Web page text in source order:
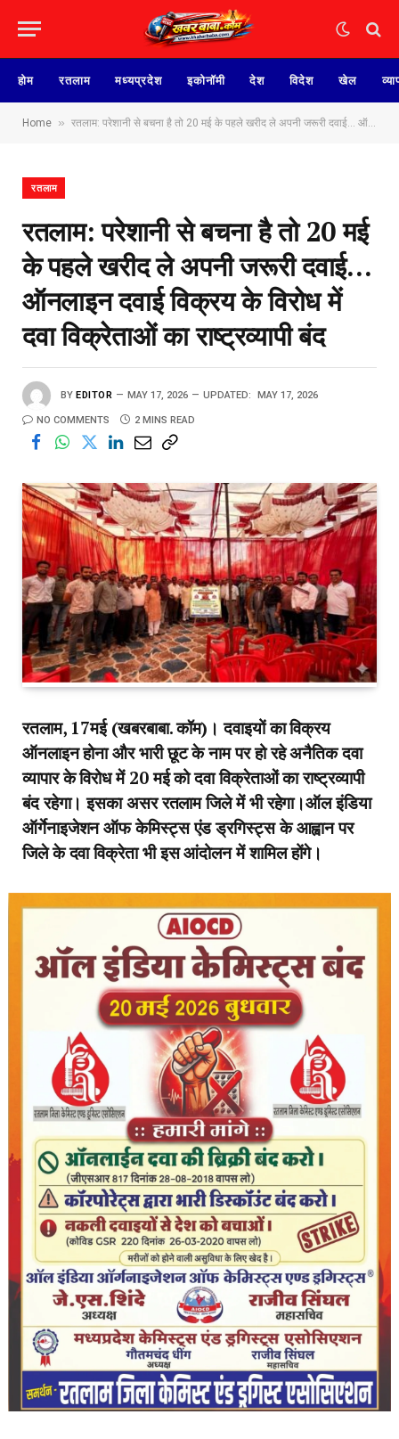
होम रतलाम मध्यप्रदेश इकोनॉमी देश विदेश खेल
Home » रतलाम: परेशानी से बचना है तो 20 मई के पहले खरीद ले अपनी जरूरी दवाई… ऑनलाइन दवाई विक्रय के विरोध में दवा विक्रेताओं का राष्ट्रव्यापी बंद
रतलाम
रतलाम: परेशानी से बचना है तो 20 मई
के पहले खरीद ले अपनी जरूरी दवाई…
ऑनलाइन दवाई विक्रय के विरोध में
दवा विक्रेताओं का राष्ट्रव्यापी बंद
BY EDITOR MAY 17, 2026 UPDATED: MAY 17, 2026
NO COMMENTS 2 MINS READ
रतलाम, 17मई (खबरबाबा. कॉम)। दवाइयों का विक्रय
ऑनलाइन होना और भारी छूट के नाम पर हो रहे अनैतिक दवा
व्यापार के विरोध में 20 मई को दवा विक्रेताओं का राष्ट्रव्यापी
बंद रहेगा। इसका असर रतलाम जिले में भी रहेगा।ऑल इंडिया
ऑर्गेनाइजेशन ऑफ केमिस्ट्स एंड ड्रगिस्ट्स के आह्वान पर
जिले के दवा विक्रेता भी इस आंदोलन में शामिल होंगे।